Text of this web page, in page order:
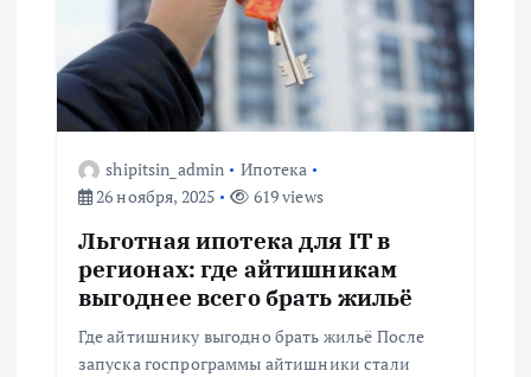
shipitsin_admin
Ипотека
26 ноября, 2025
619 views
Льготная ипотека для IT в
регионах: где айтишникам
выгоднее всего брать жильё
Где айтишнику выгодно брать жильё После
запуска госпрограммы айтишники стали